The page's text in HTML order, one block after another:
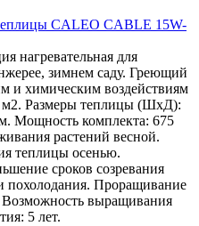
CALEO CABLE 15W-
нагревательная для
зимнем саду. Греющий
и химическим воздействиям
Размеры теплицы (ШхД):
Мощность комплекта: 675
растений весной.
теплицы осенью.
сроков созревания
похолодания. Проращивание
выращивания
5 лет.